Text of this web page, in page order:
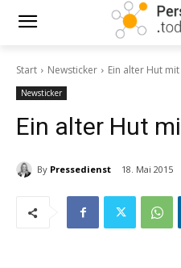
Start Newsticker Ein alter Hut
Newsticker
Ein alter Hut
By Pressedienst 18. Mai 2015